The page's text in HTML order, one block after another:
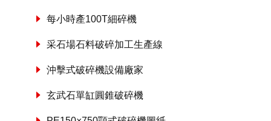
每小時產100T細碎機
采石場石料破碎加工生產線
沖擊式破碎機設備廠家
玄武石單缸圓錐破碎機